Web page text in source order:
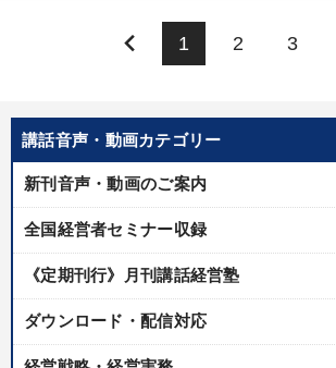
講話音声・動画カテゴリー
新刊音声・動画のご案内
全国経営者セミナー収録
《定期刊行》月刊講話経営塾
ダウンロード・配信対応
keyboard_arrow_left 1 2 3